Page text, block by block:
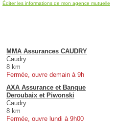
Éditer les informations de mon agence mutuelle
MMA Assurances CAUDRY
Caudry
8 km
Fermée, ouvre demain à 9h
AXA Assurance et Banque
Deroubaix et Piwonski
Caudry
8 km
Fermée, ouvre lundi à 9h00